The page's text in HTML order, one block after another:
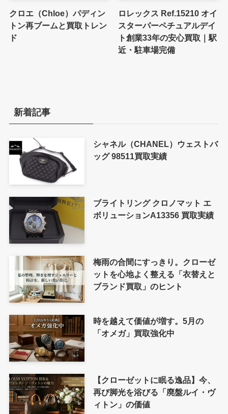
クロエ（Chloe）パディン
トン再ブームと買取トレン
ド
ロレックス Ref.15210 オイ
スターパーペチュアルデイ
ト創業33年の安心買取｜駅
近・駐車場完備
新着記事
シャネル（CHANEL）ウェストバ
ッグ 98511買取実績
ブライトリング クロノマット エ
ボリューションA13356 買取実績
梅雨の合間にすっきり。クローゼ
ットを心地よく整える「衣替えと
ブランド買取」のヒント
時を越えて価値が増す。5月の
「オメガ」買取強化中
【クローゼットに眠る逸品】今、
再び脚光を浴びる「廃盤ルイ・ヴ
ィトン」の価値